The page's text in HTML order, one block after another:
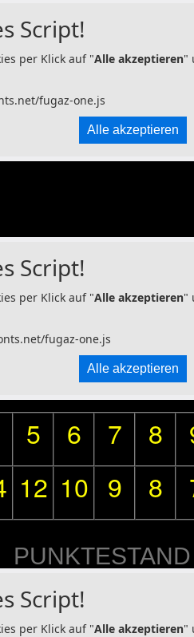
Script!
per Klick auf "Alle akzeptieren"
fugaz-one.js
Alle akzeptieren
Script!
per Klick auf "Alle akzeptieren"
fugaz-one.js
Alle akzeptieren
5 6 7 8
12 10 9 8
Script!
per Klick auf "Alle akzeptieren"